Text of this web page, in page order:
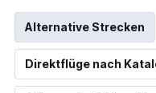
Alternative Strecken
Direktflüge nach